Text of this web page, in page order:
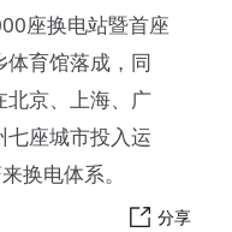
座换电站暨首座
育馆落成，同
北京、上海、广
座城市投入运
换电体系。
分享